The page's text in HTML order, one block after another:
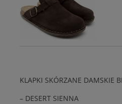
KLAPKI SKÓRZANE DAMSKIE
– DESERT SIENNA